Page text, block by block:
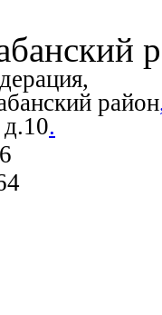
район
.